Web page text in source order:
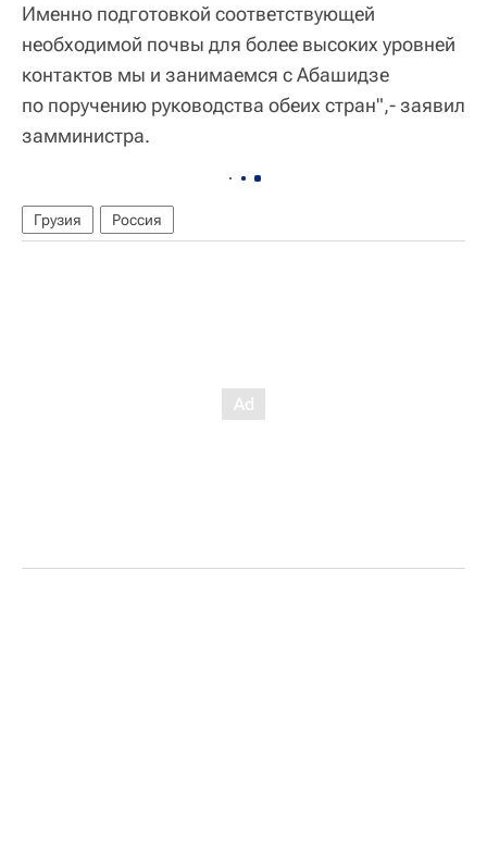
Именно подготовкой соответствующей
необходимой почвы для более высоких уровней
контактов мы и занимаемся с Абашидзе
по поручению руководства обеих стран",- заявил
замминистра.
Грузия Россия